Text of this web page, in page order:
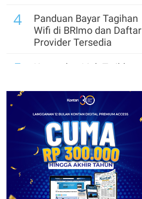
4
Panduan Bayar Tagihan
Wifi di BRImo dan Daftar
Provider Tersedia
5
Kumpulan Link Twibbon
Kemerdekaan RI:
Sambut dengan
Semangat Perjuangan